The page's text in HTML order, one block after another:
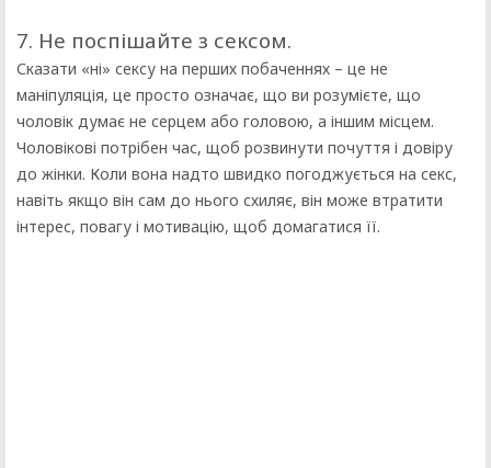
7. Не поспішайте з сексом.
Сказати «ні» сексу на перших побаченнях – це не
маніпуляція, це просто означає, що ви розумієте, що
чоловік думає не серцем або головою, а іншим місцем.
Чоловікові потрібен час, щоб розвинути почуття і довіру
до жінки. Коли вона надто швидко погоджується на секс,
навіть якщо він сам до нього схиляє, він може втратити
інтерес, повагу і мотивацію, щоб домагатися її.